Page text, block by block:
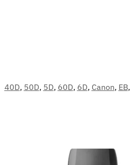
40D, 50D, 5D, 60D, 6D, Canon, EB,